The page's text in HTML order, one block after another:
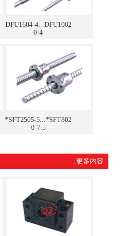
DFU1604-4...DFU1002
0-4
*SFT2505-5...*SFT802
0-7.5
更多内容